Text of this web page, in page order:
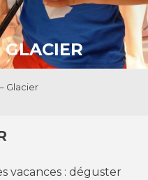
GLACIER
Glacier
vacances : déguster